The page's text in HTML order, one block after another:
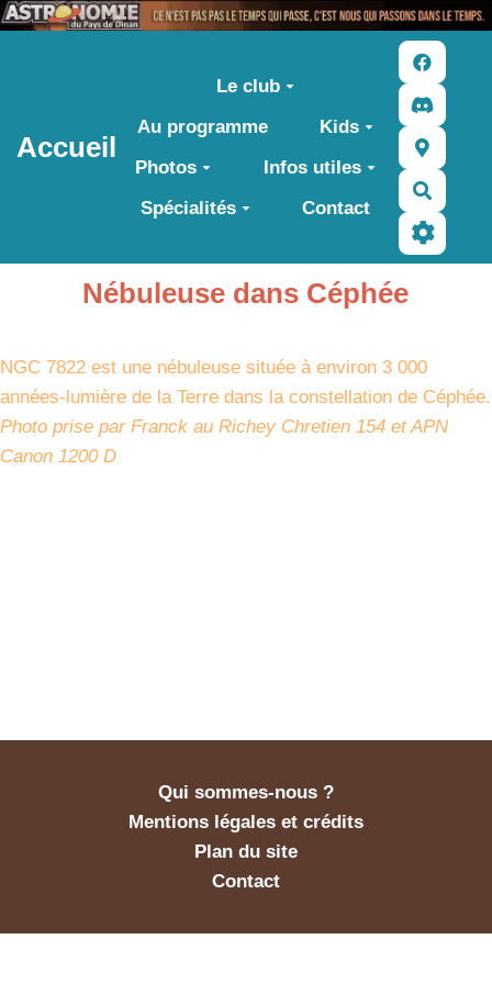
Accueil
Le club
Au programme
Kids
Photos
Infos utiles
Spécialités
Contact
Nébuleuse dans Céphée
NGC 7822 est une nébuleuse située à environ 3 000
années-lumière de la Terre dans la constellation de Céphée.
Photo prise par Franck au Richey Chretien 154 et APN
Canon 1200 D
Qui sommes-nous ?
Mentions légales et crédits
Plan du site
Contact